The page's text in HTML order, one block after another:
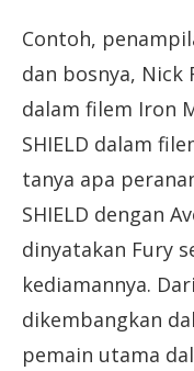
Contoh,
dan bosnya, Nick
dalam filem Iron
SHIELD dalam
tanya apa
SHIELD dengan
dinyatakan Fury
kediamannya.
dikembangkan
pemain utama